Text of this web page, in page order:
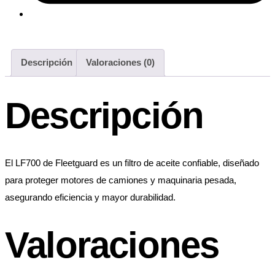
Descripción Valoraciones (0)
Descripción
El LF700 de Fleetguard es un filtro de aceite confiable, diseñado
para proteger motores de camiones y maquinaria pesada,
asegurando eficiencia y mayor durabilidad.
Valoraciones